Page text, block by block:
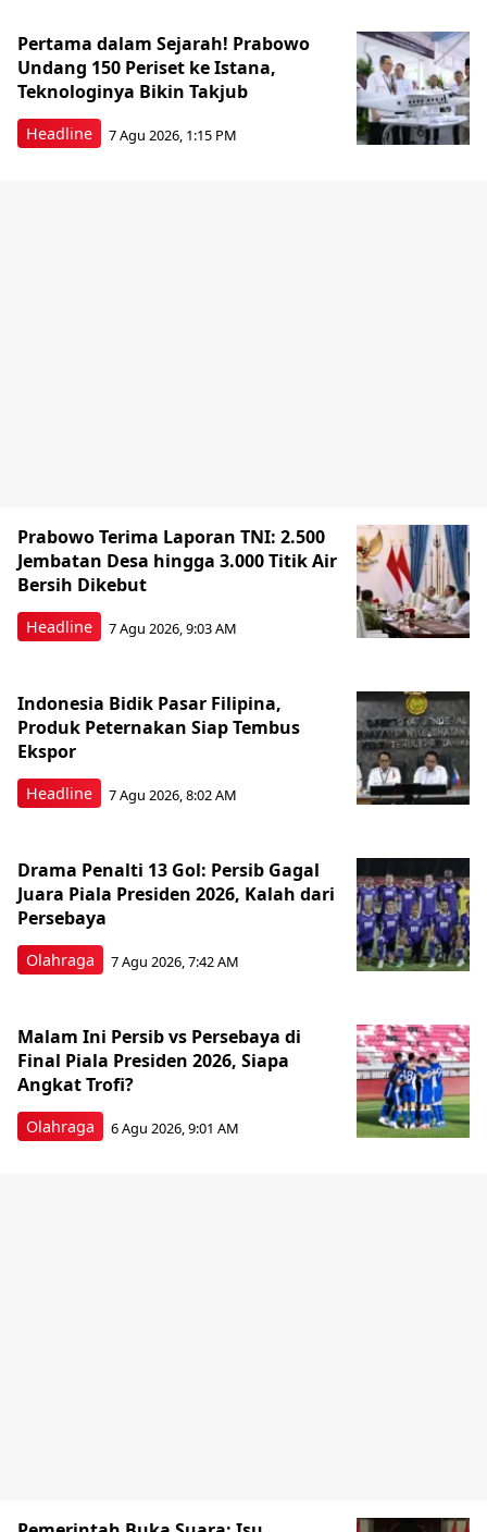
Headline
Pertama dalam Sejarah! Prabowo
Undang 150 Periset ke Istana,
Teknologinya Bikin Takjub
7 Agu 2026, 1:15 PM
Headline
Prabowo Terima Laporan TNI: 2.500
Jembatan Desa hingga 3.000 Titik Air
Bersih Dikebut
7 Agu 2026, 9:03 AM
Headline
Indonesia Bidik Pasar Filipina,
Produk Peternakan Siap Tembus
Ekspor
7 Agu 2026, 8:02 AM
Olahraga
Drama Penalti 13 Gol: Persib Gagal
Juara Piala Presiden 2026, Kalah dari
Persebaya
7 Agu 2026, 7:42 AM
Olahraga
Malam Ini Persib vs Persebaya di
Final Piala Presiden 2026, Siapa
Angkat Trofi?
6 Agu 2026, 9:01 AM